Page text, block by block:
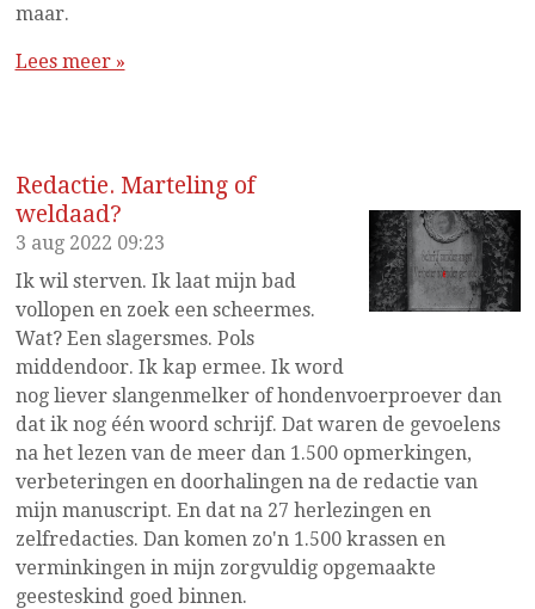
maar.
Lees meer »
Redactie. Marteling of
weldaad?
3 aug 2022 09:23
Ik wil sterven. Ik laat mijn bad
vollopen en zoek een scheermes.
Wat? Een slagersmes. Pols
middendoor. Ik kap ermee. Ik word
nog liever slangenmelker of hondenvoerproever dan
dat ik nog één woord schrijf. Dat waren de gevoelens
na het lezen van de meer dan 1.500 opmerkingen,
verbeteringen en doorhalingen na de redactie van
mijn manuscript. En dat na 27 herlezingen en
zelfredacties. Dan komen zo'n 1.500 krassen en
verminkingen in mijn zorgvuldig opgemaakte
geesteskind goed binnen.